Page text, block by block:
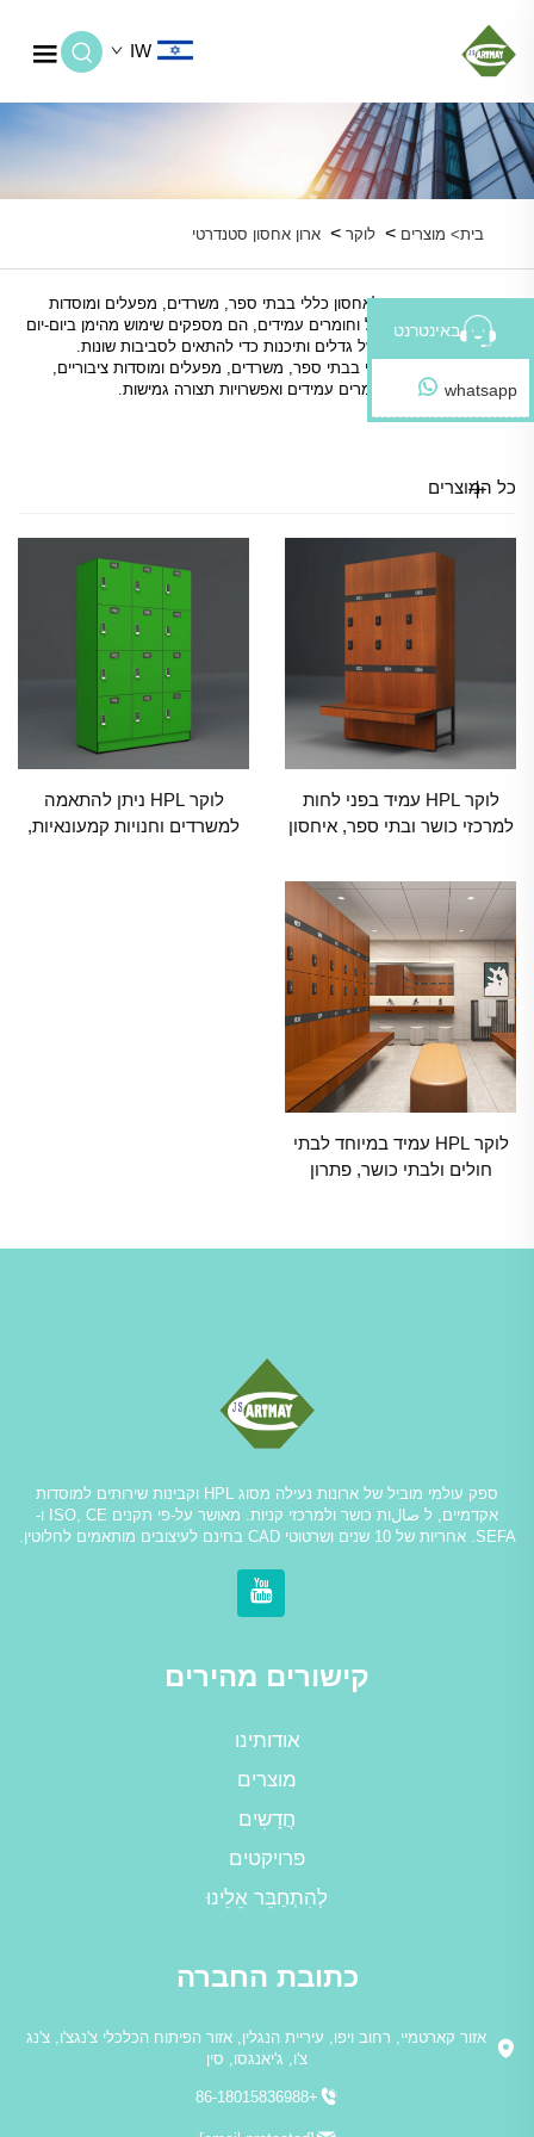
IW
בית> מוצרים > לוקר> ארון אחסון סטנדרטי
ארונות תקן מעוצבים לאחסון כללי בבתי ספר, משרדים, מפעלים ומוסדות
ציבוריים. עם מבנה יעיל וחומרים עמידים, הם מספקים שימוש מהימן ביום-יום
עם אפשרויות מגוונות של גדלים ותיכנות כדי להתאים לסביבות שונות.
מעוצבים לאחסון יומיומי בבתי ספר, משרדים, מפעלים ומוסדות ציבוריים,
ומציעים מבנה יעיל, חומרים עמידים ואפשרויות תצורה גמישות.
כל המוצרים
לוקר HPL עמיד בפני לחות
למרכזי כושר ובתי ספר, איחסון
התאמה
לוקר HPL ניתן להתאמה
למשרדים וחנויות קמעונאיות,
לוקר HPL עמיד במיוחד לבתי
חולים ולבתי כושר, פתרון
באינטרנט
whatsapp
ספק עולמי מוביל של ארונות נעילה מסוג HPL וקבינות שירותים למוסדות
אקדמיים, ל صالות כושר ולמרכזי קניות. מאושר על-פי תקנים ISO, CE ו-
SEFA. אחריות של 10 שנים ושרטוטי CAD בחינם לעיצובים מותאמים לחלוטין.
קישורים מהירים
אודותינו
מוצרים
חֲדָשִים
פרויקטים
לְהִתְחַבֵּר אֵלֵינוּ
כתובת החברה
אזור קארטמיי, רחוב ויפו, עיריית הנגלין, אזור הפיתוח הכלכלי צ'נגצ'ו, צ'נג
צ'ו, ג'יאנגסו, סין
+86-18015836988